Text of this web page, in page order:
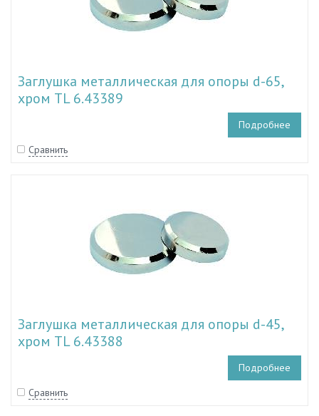
Заглушка металлическая для опоры d-65,
хром TL 6.43389
Подробнее
Сравнить
Заглушка металлическая для опоры d-45,
хром TL 6.43388
Подробнее
Сравнить